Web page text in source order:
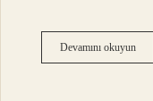
Devamını okuyunGece